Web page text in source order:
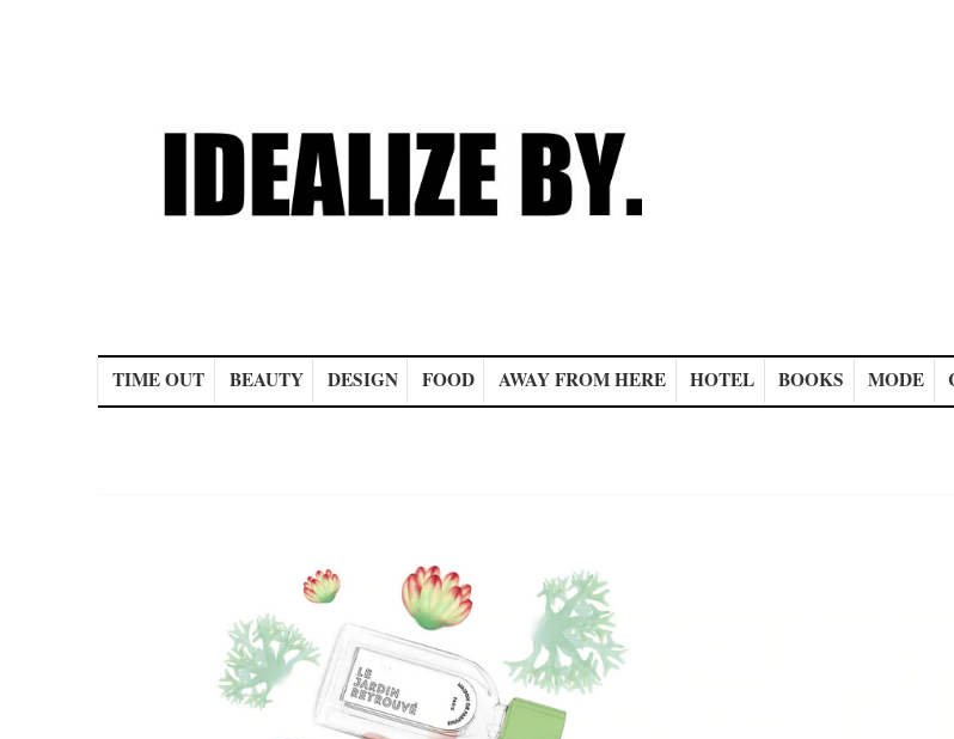
TIME OUT BEAUTY DESIGN FOOD AWAY FROM HERE HOTEL BOOKS MODE